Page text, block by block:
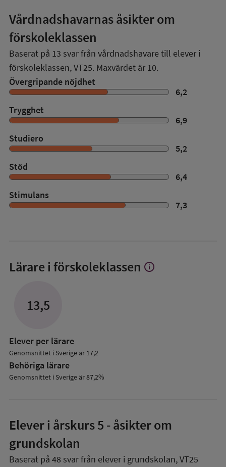
Vårdnadshavarnas åsikter om
förskoleklassen
Baserat på 13 svar från vårdnadshavare till elever i
förskoleklassen,VT25. Maxvärdet är 10.
Övergripande nöjdhet
6,2
Trygghet
6,9
Studiero
5,2
Stöd
6,4
Stimulans
7,3
Lärare i förskoleklassen Visa
info
13,5
Elever per lärare
Genomsnittet i Sverige är 17,2
Behöriga lärare
Genomsnittet i Sverige är 87,2%
Elever i årskurs 5 - åsikter om
grundskolan
Baserat på 48 svar från elever i grundskolan,VT25